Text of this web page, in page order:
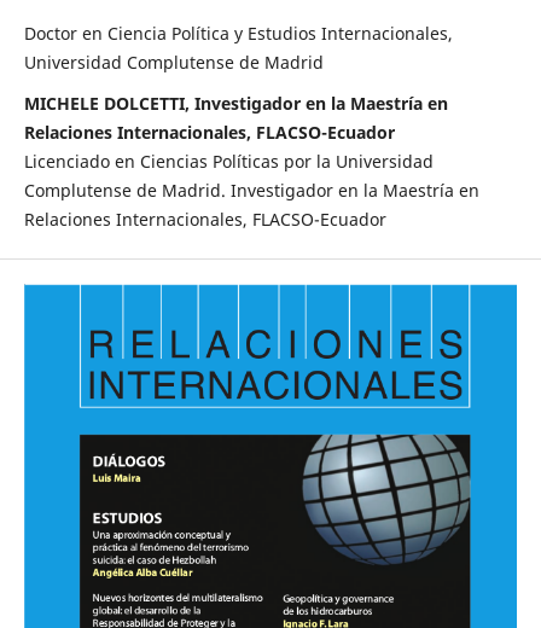
Doctor en Ciencia Política y Estudios Internacionales,
Universidad Complutense de Madrid
MICHELE DOLCETTI, Investigador en la Maestría en
Relaciones Internacionales, FLACSO-Ecuador
Licenciado en Ciencias Políticas por la Universidad
Complutense de Madrid. Investigador en la Maestría en
Relaciones Internacionales, FLACSO-Ecuador